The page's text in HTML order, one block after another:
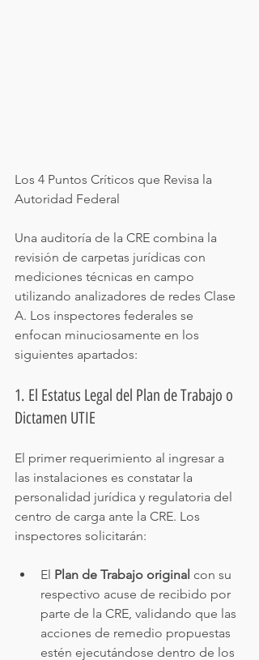
Los 4 Puntos Críticos que Revisa la
Autoridad Federal
Una auditoría de la CRE combina la
revisión de carpetas jurídicas con
mediciones técnicas en campo
utilizando analizadores de redes Clase
A. Los inspectores federales se
enfocan minuciosamente en los
siguientes apartados:
1. El Estatus Legal del Plan de Trabajo o
Dictamen UTIE
El primer requerimiento al ingresar a
las instalaciones es constatar la
personalidad jurídica y regulatoria del
centro de carga ante la CRE. Los
inspectores solicitarán:
El Plan de Trabajo original con su
respectivo acuse de recibido por
parte de la CRE, validando que las
acciones de remedio propuestas
estén ejecutándose dentro de los